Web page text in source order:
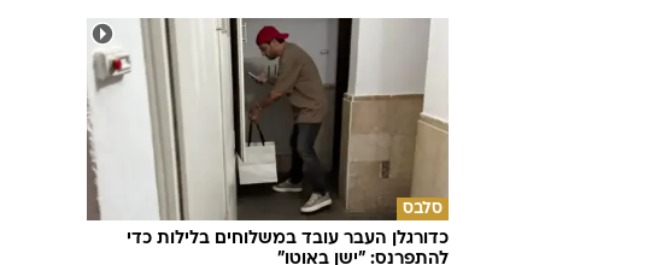
סלבס
כדורגלן העבר עובד במשלוחים בלילות כדי
להתפרנס: "ישן באוטו"